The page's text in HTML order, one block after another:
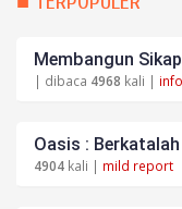
Membangun
| dibaca 4968 kali |
Oasis :
4904 kali | mild report